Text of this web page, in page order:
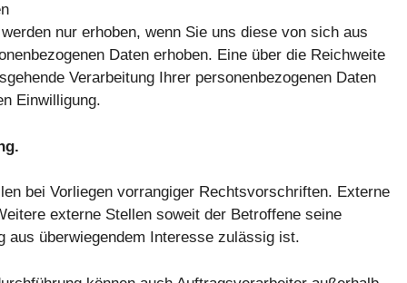
nur erhoben, wenn Sie uns diese von sich aus
Daten erhoben. Eine über die Reichweite
Verarbeitung Ihrer personenbezogenen Daten
Einwilligung.
bei Vorliegen vorrangiger Rechtsvorschriften. Externe
externe Stellen soweit der Betroffene seine
aus überwiegendem Interesse zulässig ist.